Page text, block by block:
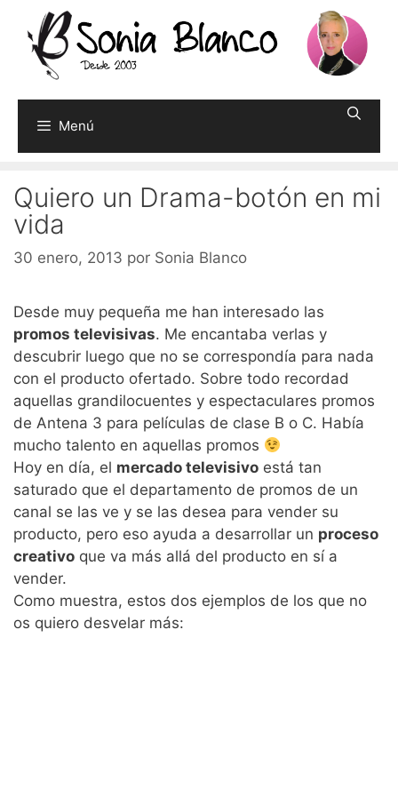
contenido
Menú
Quiero un Drama-botón en mi
vida
30 enero, 2013 por Sonia Blanco
Desde muy pequeña me han interesado las
promos televisivas. Me encantaba verlas y
descubrir luego que no se correspondía para nada
con el producto ofertado. Sobre todo recordad
aquellas grandilocuentes y espectaculares promos
de Antena 3 para películas de clase B o C. Había
mucho talento en aquellas promos
Hoy en día, el mercado televisivo está tan
saturado que el departamento de promos de un
canal se las ve y se las desea para vender su
producto, pero eso ayuda a desarrollar un proceso
creativo que va más allá del producto en sí a
vender.
Como muestra, estos dos ejemplos de los que no
os quiero desvelar más: